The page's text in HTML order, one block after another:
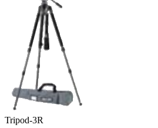
Tripod-3R